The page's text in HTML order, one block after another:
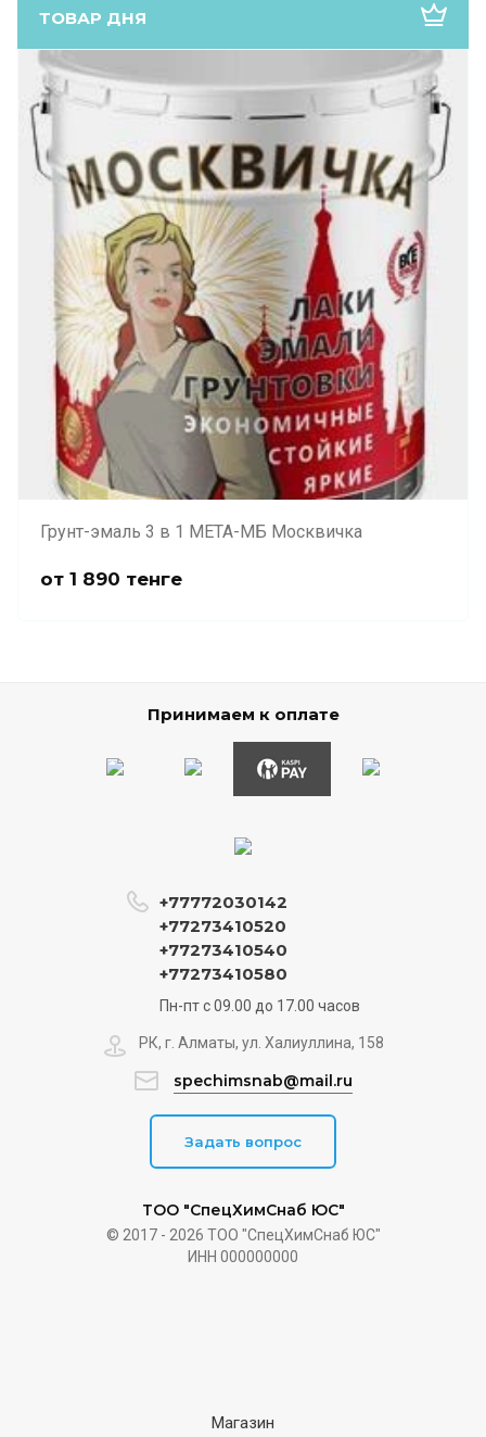
ТОВАР ДНЯ
Грунт-эмаль 3 в 1 МЕТА-МБ Москвичка
от 1 890 тенге
Принимаем к оплате
ТОО "СпецХимСнаб ЮС"
© 2017 - 2026 ТОО "СпецХимСнаб ЮС"
ИНН 000000000
+77772030142
+77273410520
+77273410540
+77273410580
Пн-пт с 09.00 до 17.00 часов
РК, г. Алматы, ул. Халиуллина, 158
spechimsnab@mail.ru
Задать вопрос
Магазин